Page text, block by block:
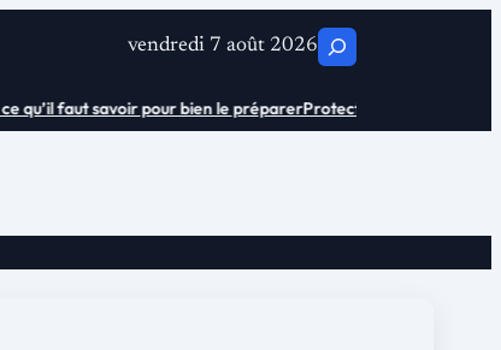
vendredi 7 août 2026C
e
faut savoir pour bien le préparerProtection urinaire adulte